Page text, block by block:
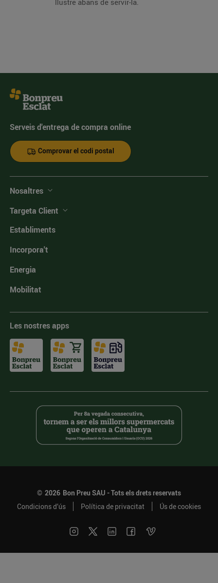
llustre abans de servir-la.
Serveis d'entrega de compra online
Comprovar el codi postal
Nosaltres
Targeta Client
Establiments
Incorpora't
Energia
Mobilitat
Les nostres apps
© 2026 Bon Preu SAU - Tots els drets reservats
Condicions d’ús
Política de privacitat Ús de cookies